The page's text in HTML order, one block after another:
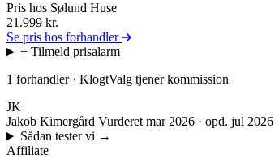
Pris hos Sølund Huse
21.999 kr.
Se pris hos forhandler
+ Tilmeld prisalarm
1 forhandler · KlogtValg tjener kommission
JK
Jakob Kimergård Vurderet mar 2026 · opd. jul 2026
Sådan tester vi →
Affiliate